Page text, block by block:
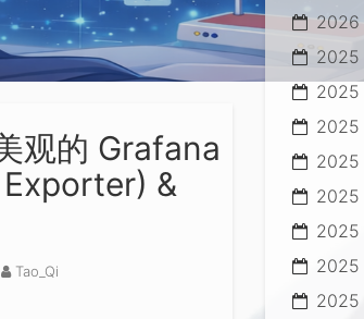
观的 Grafana
&
Tao_Qi
2026
2025
2025
2025
2025
2025
2025
2025
2025